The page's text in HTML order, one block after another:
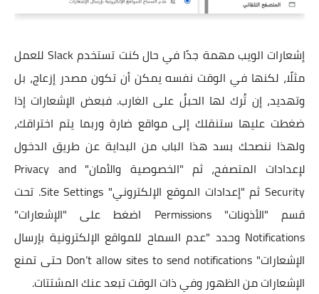
إشعارات الويب مهمة جدًا في حال كنت تستخدم Slack للعمل
مثلًا، لكنها في الوقت نفسه يمكن أن تكون مصدر إزعاج، بل
وتهديد، إن تُرك لها الحبلُ على الغارب. فبعض الإشعارات إذا
ضغطت عليها ستنقلك إلى مواقع ضارة وربما يتم اختراقك،
ولهذا ننصحك بسد هذا الباب من البداية عن طريق الدخول
لإعدادات المتصفح، ثم "الخصوصية والأمان" Privacy and
Security ثم "إعدادات الموقع الإلكتروني" Site Settings. تحت
قسم "الأذونات" Permissions اضغط على "الإشعارات"
Notifications وحدد "عدم السماح للمواقع الإلكترونية بإرسال
الإشعارات" Don’t allow sites to send notifications حتى تمنع
الإشعارات من الظهور وفي ذات الوقت تبعد عنك المشتتات.